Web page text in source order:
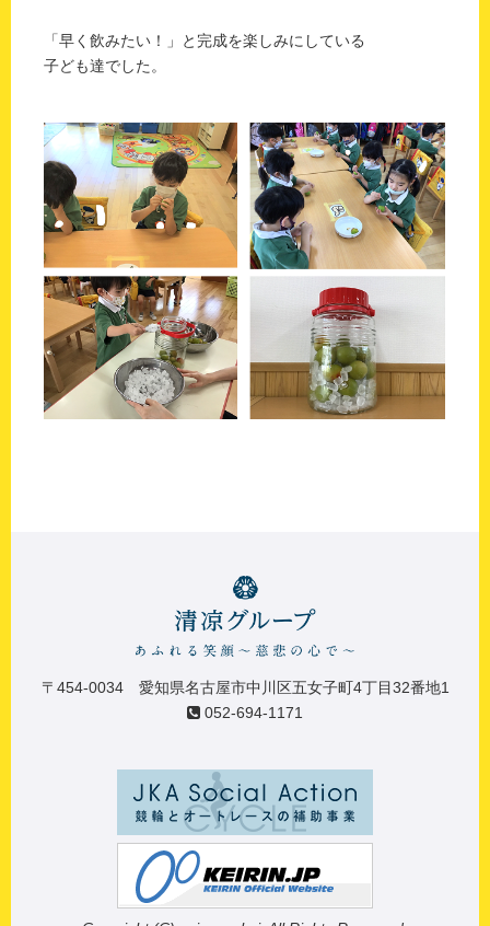
「早く飲みたい！」と完成を楽しみにしている
子ども達でした。
〒454-0034 愛知県名古屋市中川区五女子町4丁目32番地1
052-694-1171